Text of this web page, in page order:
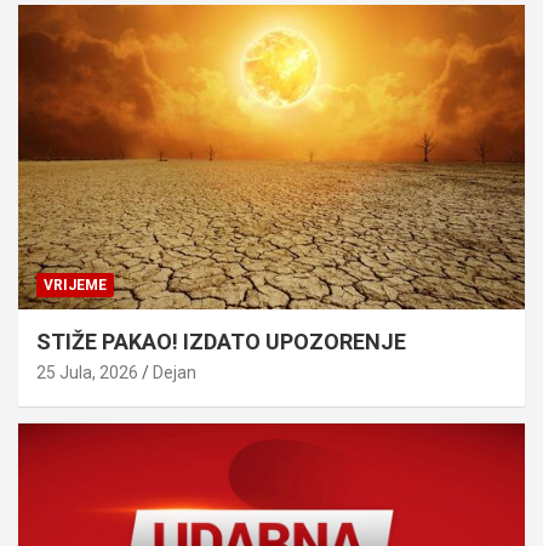
VRIJEME
STIŽE PAKAO! IZDATO UPOZORENJE
25 Jula, 2026 Dejan